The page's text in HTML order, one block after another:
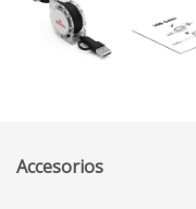
Accesorios